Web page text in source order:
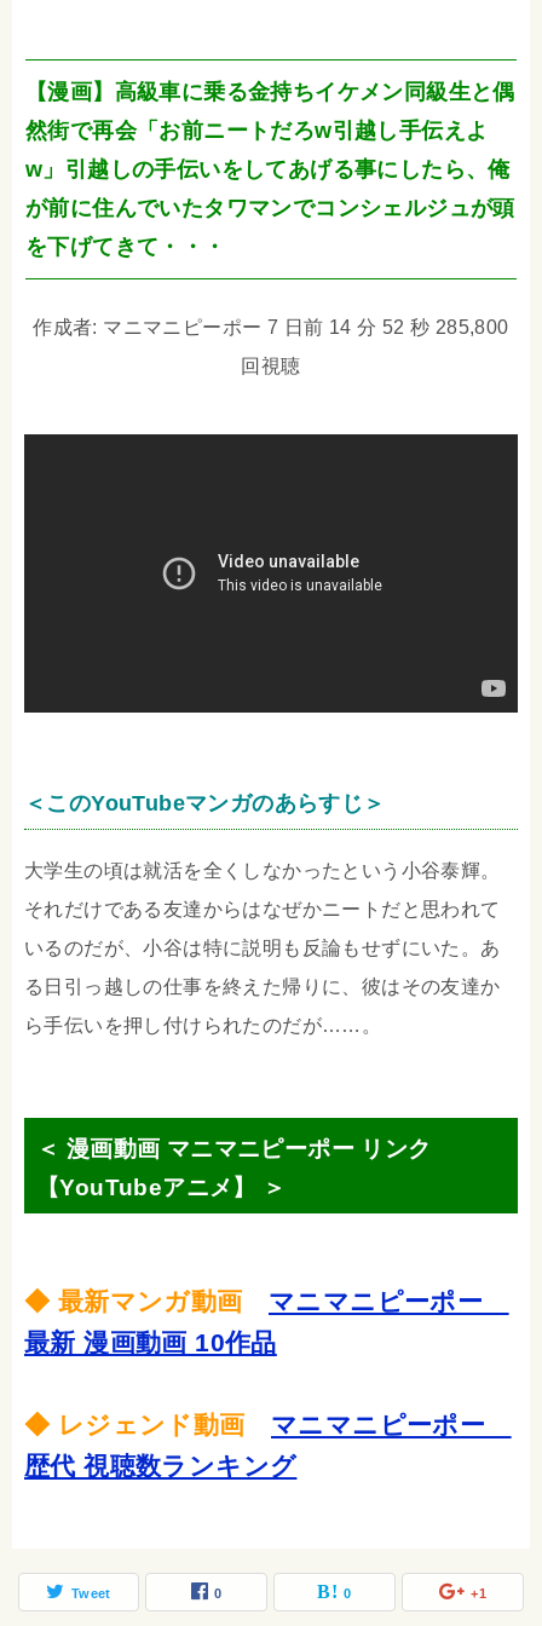
【漫画】高級車に乗る金持ちイケメン同級生と偶
然街で再会「お前ニートだろw引越し手伝えよ
w」引越しの手伝いをしてあげる事にしたら、俺
が前に住んでいたタワマンでコンシェルジュが頭
を下げてきて・・・
作成者: マニマニピーポー 7 日前 14 分 52 秒 285,800
回視聴
＜このYouTubeマンガのあらすじ＞
大学生の頃は就活を全くしなかったという小谷泰輝。
それだけである友達からはなぜかニートだと思われて
いるのだが、小谷は特に説明も反論もせずにいた。あ
る日引っ越しの仕事を終えた帰りに、彼はその友達か
ら手伝いを押し付けられたのだが……。
＜ 漫画動画 マニマニピーポー リンク
【YouTubeアニメ】 ＞
◆ 最新マンガ動画 マニマニピーポー
最新 漫画動画 10作品
◆ レジェンド動画 マニマニピーポー
歴代 視聴数ランキング
Tweet 0 0 +1